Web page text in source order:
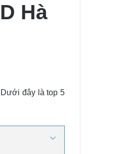
Hà
đây là top 5